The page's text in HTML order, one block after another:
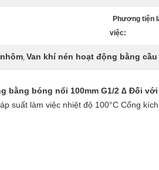
Phương tiện
việc:
, Van khí nén hoạt động bằng cầu
bóng nổi 100mm G1/2 ∆ Đối
suất làm việc nhiệt độ 100°C Cổng